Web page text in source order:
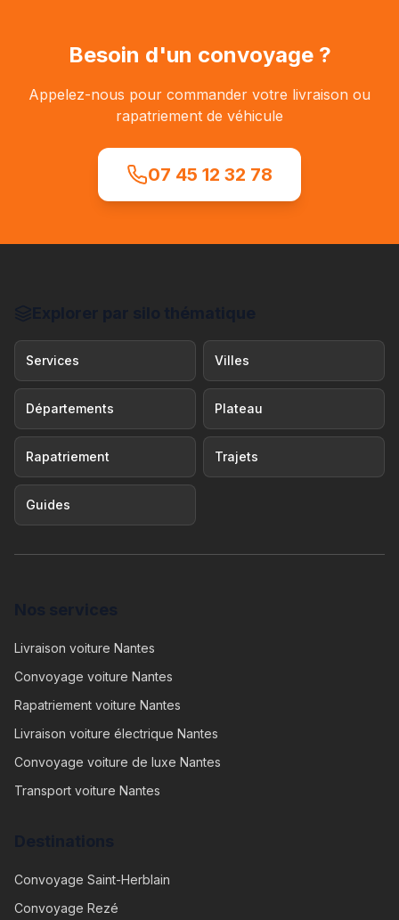
Besoin d'un convoyage ?
Appelez-nous pour commander votre livraison ou
rapatriement de véhicule
07 45 12 32 78
Services Villes
Départements Plateau
Rapatriement Trajets
Guides
Livraison voiture Nantes
Convoyage voiture Nantes
Rapatriement voiture Nantes
Livraison voiture électrique Nantes
Convoyage voiture de luxe Nantes
Transport voiture Nantes
Convoyage Saint-Herblain
Convoyage Rezé